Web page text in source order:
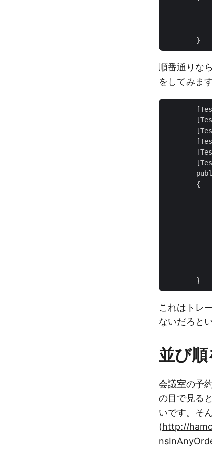
順番通りな
をしてみます
        {
これはトレ
ないだろと
並び
会議室の予
の目で見る
いです。そ
(http://